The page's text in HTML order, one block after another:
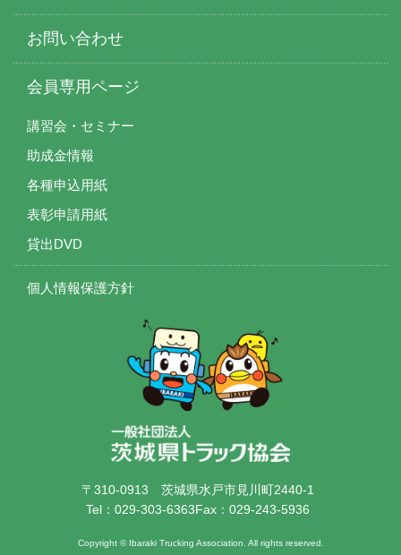
お問い合わせ
会員専用ページ
講習会・セミナー
助成金情報
各種申込用紙
表彰申請用紙
貸出DVD
個人情報保護方針
〒310-0913 茨城県水戸市見川町2440-1
Tel：029-303-6363Fax：029-243-5936
Copyright © Ibaraki Trucking Association. All rights reserved.